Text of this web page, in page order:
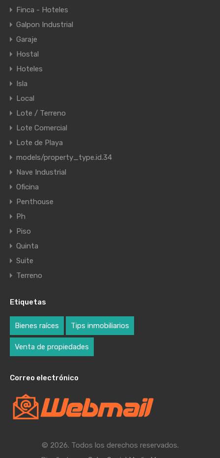
Finca - Hoteles
Galpon Industrial
Garaje
Hostal
Hoteles
Isla
Local
Lote / Terreno
Lote Comercial
Lote de Playa
models/property_type.id.34
Nave Industrial
Oficina
Penthouse
Ph
Piso
Quinta
Suite
Terreno
Etiquetas
Bienes raíces Tips inmobiliarios
Venta de propiedades
Correo electrónico
© 2026. Todos los derechos reservados.